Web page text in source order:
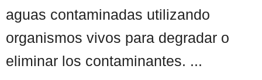
aguas contaminadas utilizando
organismos vivos para degradar o
eliminar los contaminantes. ...